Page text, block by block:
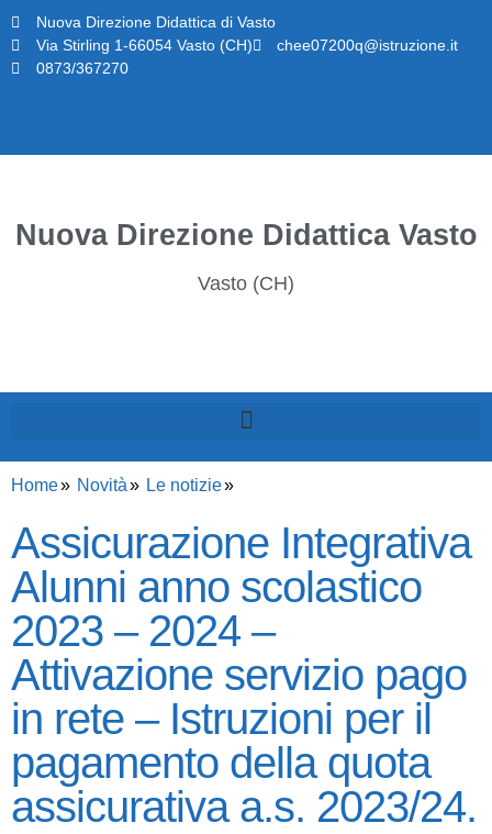
Nuova Direzione Didattica di Vasto
Via Stirling 1-66054 Vasto (CH)
chee07200q@istruzione.it
0873/367270
Nuova Direzione Didattica Vasto
Vasto (CH)
Home Novità Le notizie
Assicurazione Integrativa
Alunni anno scolastico
2023 – 2024 –
Attivazione servizio pago
in rete – Istruzioni per il
pagamento della quota
assicurativa a.s. 2023/24.